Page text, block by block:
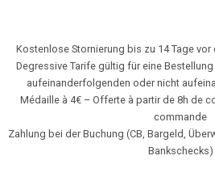
Kostenlose Stornierung bis zu 14 Tage
Degressive Tarife gültig für eine
aufeinanderfolgenden oder nicht
Médaille à 4€ – Offerte à partir de 8h de
commande
Zahlung bei der Buchung (CB, Bargeld,
Bankschecks)